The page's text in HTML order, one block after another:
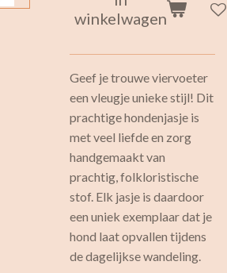
winkelwagen
Geef je trouwe viervoeter
een vleugje unieke stijl! Dit
prachtige hondenjasje is
met veel liefde en zorg
handgemaakt van
prachtig, folkloristische
stof. Elk jasje is daardoor
een uniek exemplaar dat je
hond laat opvallen tijdens
de dagelijkse wandeling.